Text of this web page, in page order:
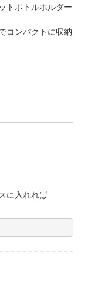
トボトルホルダー
コンパクトに収納
に入れれば